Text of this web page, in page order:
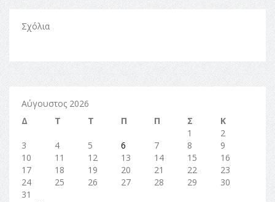
Σχόλια
Αύγουστος 2026
Δ
Τ Τ Π Π Σ
Κ
1
2
3
4 5 6 7 8
9
10
11 12 13 14 15
16
17
18 19 20 21 22
23
24
25 26 27 28 29
30
31